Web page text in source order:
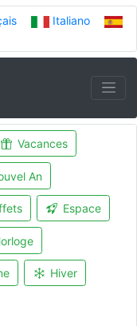
Italiano
Vacances
An
Espace
Hiver